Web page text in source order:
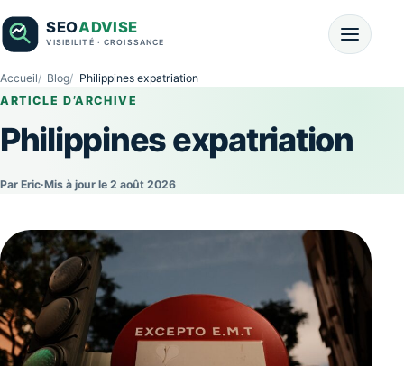
Accueil Blog
Philippines expatriation
ARTICLE D’ARCHIVE
Philippines expatriation
Par Eric·Mis à jour le 2 août 2026